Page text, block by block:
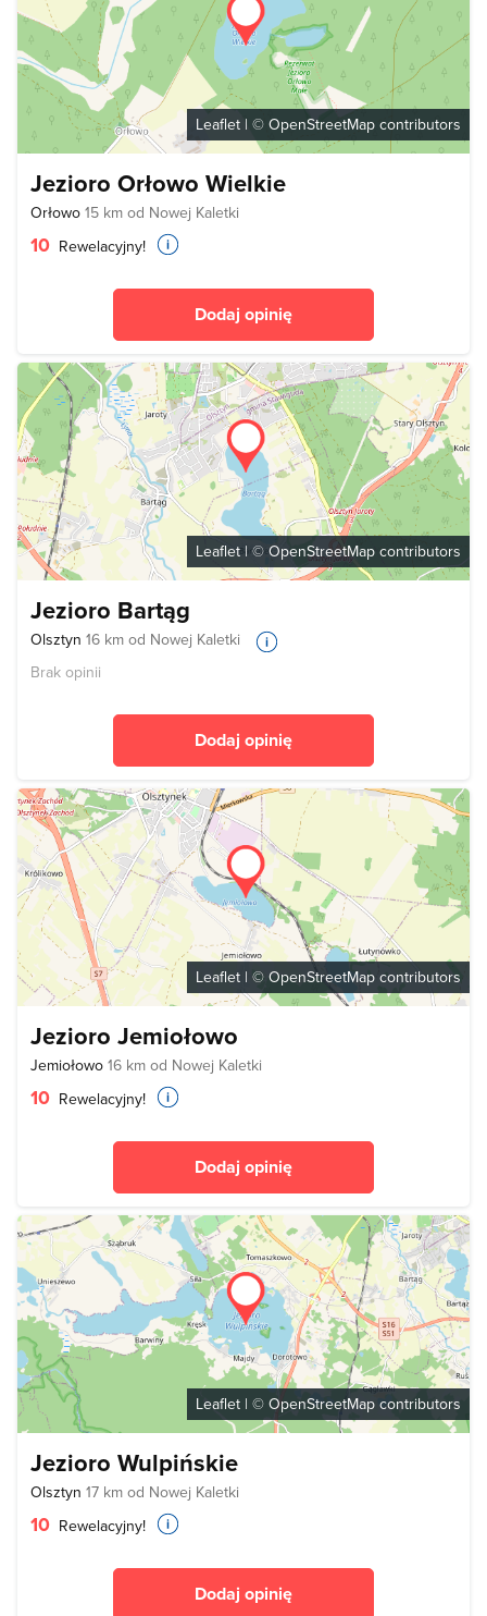
Leaflet | © OpenStreetMap contributors
Jezioro Orłowo Wielkie
Orłowo 15 km od Nowej Kaletki
10 Rewelacyjny!
Dodaj opinię
Leaflet| ©OpenStreetMap contributors
Jezioro Bartąg
Olsztyn 16 km od Nowej Kaletki
Brak opinii
Dodaj opinię
Leaflet | © OpenStreetMap contributors
Jezioro Jemiołowo
Jemiołowo 16 km od Nowej Kaletki
10 Rewelacyjny!
Dodaj opinię
Leaflet | © OpenStreetMap contributors
Jezioro Wulpińskie
Olsztyn 17 km od Nowej Kaletki
10 Rewelacyjny!
Dodaj opinię